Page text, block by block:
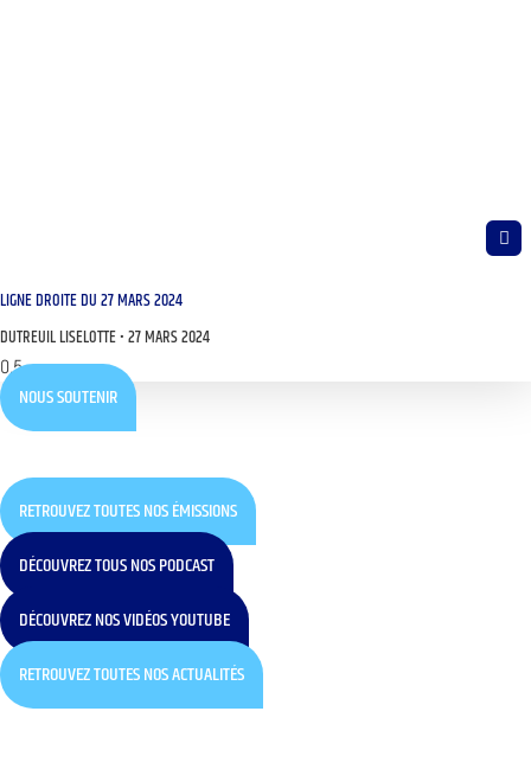
LIGNE DROITE DU 27 MARS 2024
DUTREUIL LISELOTTE 27 MARS 2024
NOUS SOUTENIR
RETROUVEZ TOUTES NOS ÉMISSIONS
DÉCOUVREZ TOUS NOS PODCAST
DÉCOUVREZ NOS VIDÉOS YOUTUBE
RETROUVEZ TOUTES NOS ACTUALITÉS